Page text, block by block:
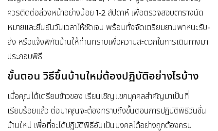
ควรติดต่อล่วงหน้าอย่างน้อย 1-2 สัปดาห์ เพื่อตรวจสอบตารางนัด
หมายและยืนยันวันเวลาให้ชัดเจน พร้อมทั้งจัดเตรียมยานพาหนะรับ-
ส่ง หรือแจ้งพิกัดบ้านให้ท่านทราบเพื่อความสะดวกในการเดินทางมา
ประกอบพิธี
ขั้นตอน วิธีขึ้นบ้านใหม่ต้องปฏิบัติอย่างไรบ้าง
เมื่อคุณได้เตรียมข้าวของ เรียนเชิญแขกบุคคลสำคัญมาเป็นที่
เรียบร้อยแล้ว ต่อมาคุณจะต้องทราบถึงขั้นตอนการปฏิบัติพิธีวันขึ้น
บ้านใหม่ เพื่อที่จะได้ปฏิบัติพิธีอันเป็นมงคลได้อย่างถูกต้องครบ